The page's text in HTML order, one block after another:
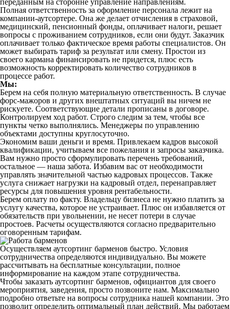
Полная ответственность за оформление персонала лежит на
компании-аутсортере. Она же делает отчисления в страховой,
медицинский, пенсионный фонды, оплачивает налоги, решает
вопросы с проживанием сотрудников, если они будут. Заказчик
оплачивает только фактическое время работы специалистов. Он
может выбирать тариф за результат или смену. Простои из
своего кармана финансировать не придется, плюс есть
возможность корректировать количество сотрудников в
процессе работ.
Мы:
Берем на себя полную материальную ответственность. В случае
форс-мажоров и других внештатных ситуаций вы ничем не
рискуете. Соответствующие детали прописаны в договоре.
Контролируем ход работ. Строго следим за тем, чтобы все
пункты четко выполнялись. Менеджеры по управлению
объектами доступны круглосуточно.
Экономим ваши деньги и время. Привлекаем кадров высокой
квалификации, учитываем все пожелания и запросы заказчика.
Вам нужно просто сформулировать перечень требований,
остальное — наша забота. Избавим вас от необходимости
управлять значительной частью кадровых процессов. Также
услуга снижает нагрузки на кадровый отдел, перенаправляет
ресурсы для повышения уровня рентабельности.
Берем оплату по факту. Владельцу бизнеса не нужно платить за
услугу качества, которое не устраивает. Плюс он избавляется от
обязательств при увольнении, не несет потери в случае
простоев. Расчеты осуществляются согласно предварительно
оговоренным тарифам.
Осуществляем аутсортинг барменов быстро. Условия
сотрудничества определяются индивидуально. Вы можете
рассчитывать на бесплатные консультации, полное
информирование на каждом этапе сотрудничества.
Чтобы заказать аутсортинг барменов, официантов для своего
мероприятия, заведения, просто позвоните нам. Максимально
подробно ответьте на вопросы сотрудника нашей компании. Это
позволит определить оптимальный план действий. Мы работаем